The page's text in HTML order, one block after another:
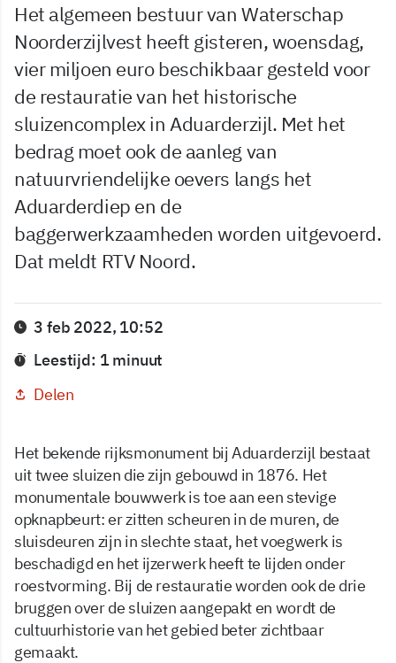
Het algemeen bestuur van Waterschap
Noorderzijlvest heeft gisteren, woensdag,
vier miljoen euro beschikbaar gesteld voor
de restauratie van het historische
sluizencomplex in Aduarderzijl. Met het
bedrag moet ook de aanleg van
natuurvriendelijke oevers langs het
Aduarderdiep en de
baggerwerkzaamheden worden uitgevoerd.
Dat meldt RTV Noord.
3 feb 2022, 10:52
Leestijd: 1 minuut
Delen
Het bekende rijksmonument bij Aduarderzijl bestaat
uit twee sluizen die zijn gebouwd in 1876. Het
monumentale bouwwerk is toe aan een stevige
opknapbeurt: er zitten scheuren in de muren, de
sluisdeuren zijn in slechte staat, het voegwerk is
beschadigd en het ijzerwerk heeft te lijden onder
roestvorming. Bij de restauratie worden ook de drie
bruggen over de sluizen aangepakt en wordt de
cultuurhistorie van het gebied beter zichtbaar
gemaakt.